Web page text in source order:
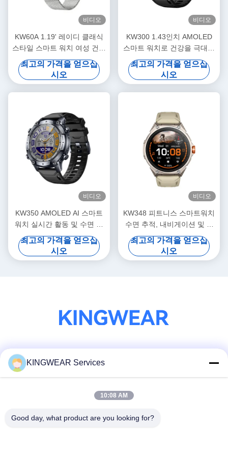
비디오
KW60A 1.19' 레이디 클래식
스타일 스마트 워치 여성 건강
스마트 워치 IP68 방수 GPS
스포츠 레이디 스마트 워치
최고의 가격을 얻으십
시오
비디오
KW300 1.43인치 AMOLED
스마트 워치로 건강을 극대화
하세요
최고의 가격을 얻으십
시오
비디오
KW350 AMOLED AI 스마트
워치 실시간 활동 및 수면 추
적기 AI Q&A 5ATM 방수
최고의 가격을 얻으십
시오
비디오
KW348 피트니스 스마트워치
수면 추적, 내비게이션 및 AI
기반 기능 5ATM 방수 등급 및
미디어 저장장치
최고의 가격을 얻으십
시오
소셜 미디어
전화
KINGWEAR Services
10:08 AM
Good day, what product are you looking for?